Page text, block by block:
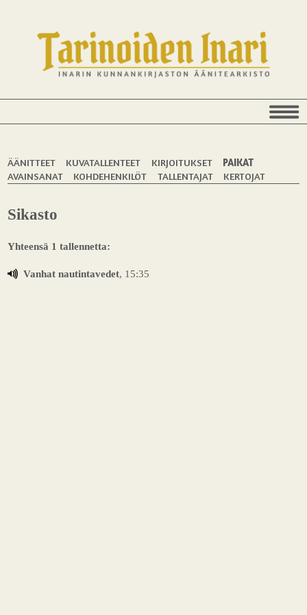
ÄÄNITTEET KUVATALLENTEET KIRJOITUKSET
PAIKAT
AVAINSANAT
KOHDEHENKILÖT TALLENTAJAT KERTOJAT
Sikasto
Yhteensä 1 tallennetta:
Vanhat nautintavedet, 15:35